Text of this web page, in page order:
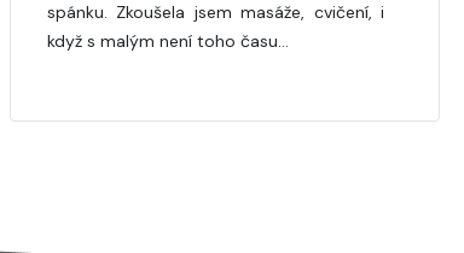
spánku. Zkoušela jsem masáže, cvičení, i
když s malým není toho času…